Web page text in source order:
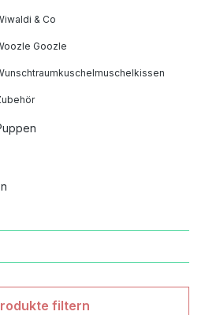
& Co
Goozle
filtern